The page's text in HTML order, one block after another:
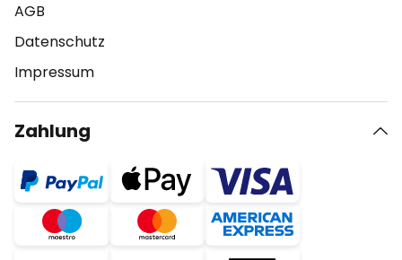
AGB
Datenschutz
Impressum
Zahlung